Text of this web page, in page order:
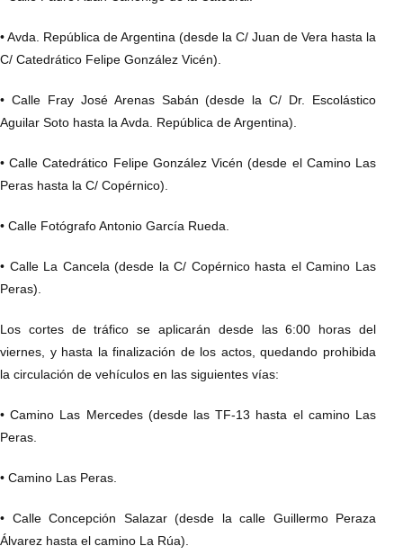
• Avda. República de Argentina (desde la C/ Juan de Vera hasta la
C/ Catedrático Felipe González Vicén).
• Calle Fray José Arenas Sabán (desde la C/ Dr. Escolástico
Aguilar Soto hasta la Avda. República de Argentina).
• Calle Catedrático Felipe González Vicén (desde el Camino Las
Peras hasta la C/ Copérnico).
• Calle Fotógrafo Antonio García Rueda.
• Calle La Cancela (desde la C/ Copérnico hasta el Camino Las
Peras).
Los cortes de tráfico se aplicarán desde las 6:00 horas del
viernes, y hasta la finalización de los actos, quedando prohibida
la circulación de vehículos en las siguientes vías:
• Camino Las Mercedes (desde las TF-13 hasta el camino Las
Peras.
• Camino Las Peras.
• Calle Concepción Salazar (desde la calle Guillermo Peraza
Álvarez hasta el camino La Rúa).